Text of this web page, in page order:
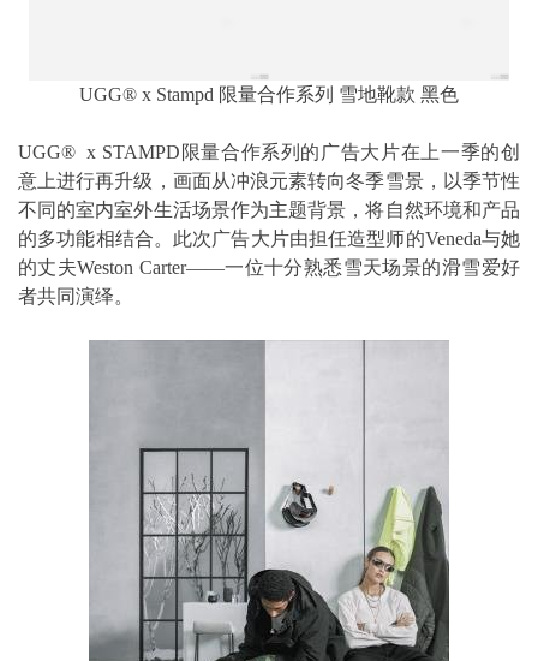
UGG® x Stampd 限量合作系列 雪地靴款 黑色
UGG® x STAMPD限量合作系列的广告大片在上一季的创
意上进行再升级，画面从冲浪元素转向冬季雪景，以季节性
不同的室内室外生活场景作为主题背景，将自然环境和产品
的多功能相结合。此次广告大片由担任造型师的Veneda与她
的丈夫Weston Carter——一位十分熟悉雪天场景的滑雪爱好
者共同演绎。